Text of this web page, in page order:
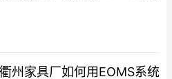
州家具厂如何用EOMS系统